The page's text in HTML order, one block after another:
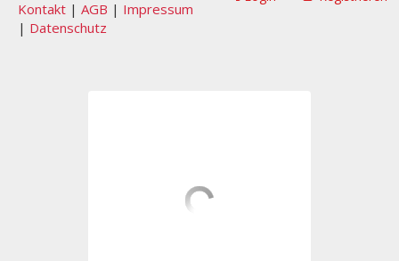
Kontakt | AGB | Impressum
| Datenschutz